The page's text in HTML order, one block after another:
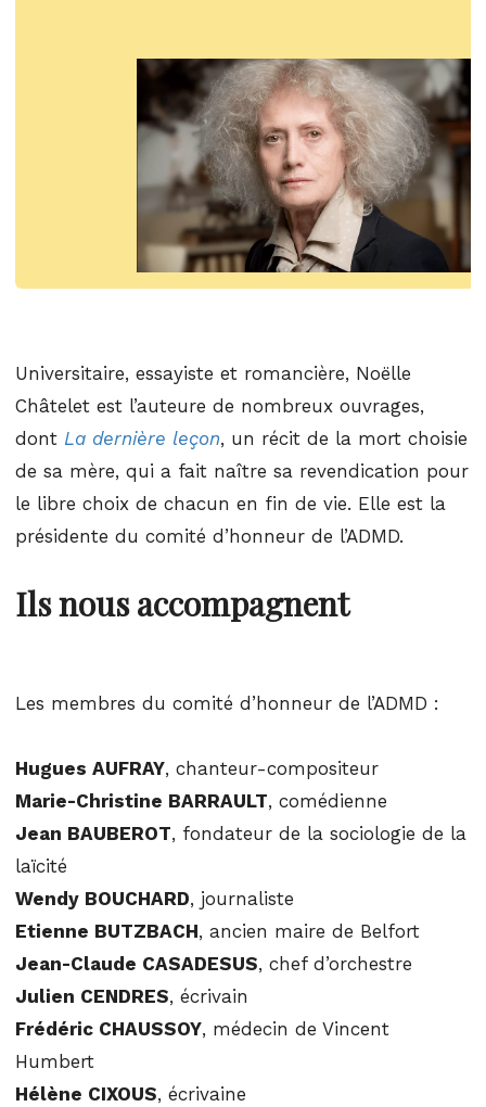
Universitaire, essayiste et romancière, Noëlle
Châtelet est l’auteure de nombreux ouvrages,
dont La dernière leçon, un récit de la mort choisie
de sa mère, qui a fait naître sa revendication pour
le libre choix de chacun en fin de vie. Elle est la
présidente du comité d’honneur de l’ADMD.
Ils nous accompagnent
Les membres du comité d’honneur de l’ADMD :
Hugues AUFRAY, chanteur-compositeur
Marie-Christine BARRAULT, comédienne
Jean BAUBEROT, fondateur de la sociologie de la
laïcité
Wendy BOUCHARD, journaliste
Etienne BUTZBACH, ancien maire de Belfort
Jean-Claude CASADESUS, chef d’orchestre
Julien CENDRES, écrivain
Frédéric CHAUSSOY, médecin de Vincent
Humbert
Hélène CIXOUS, écrivaine